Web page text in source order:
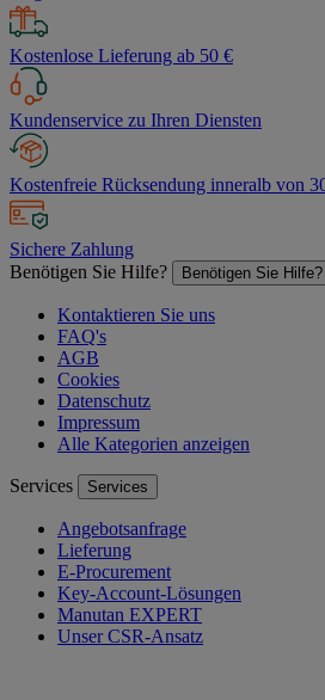
Kostenlose Lieferung ab 50 €
Kundenservice zu Ihren Diensten
Kostenfreie Rücksendung inneralb von
Sichere Zahlung
Benötigen Sie Hilfe?
Benötigen Sie Hilfe?
Kontaktieren Sie uns
FAQ's
AGB
Cookies
Datenschutz
Impressum
Alle Kategorien anzeigen
Services Services
Angebotsanfrage
Lieferung
E-Procurement
Key-Account-Lösungen
Manutan EXPERT
Unser CSR-Ansatz